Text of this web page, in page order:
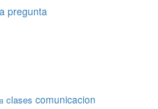
pregunta
clases comunicacion